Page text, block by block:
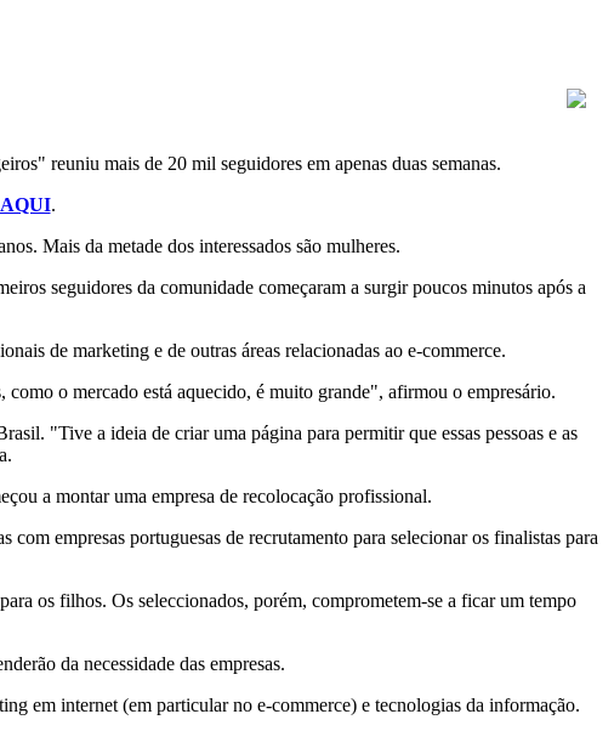
reuniu mais de 20 mil seguidores em apenas duas semanas.
AQUI.
Mais da metade dos interessados são mulheres.
seguidores da comunidade começaram a surgir poucos minutos após a
de marketing e de outras áreas relacionadas ao e-commerce.
o mercado está aquecido, é muito grande", afirmou o empresário.
"Tive a ideia de criar uma página para permitir que essas pessoas e as
a montar uma empresa de recolocação profissional.
empresas portuguesas de recrutamento para selecionar os finalistas para
os filhos. Os seleccionados, porém, comprometem-se a ficar um tempo
da necessidade das empresas.
em internet (em particular no e-commerce) e tecnologias da informação.